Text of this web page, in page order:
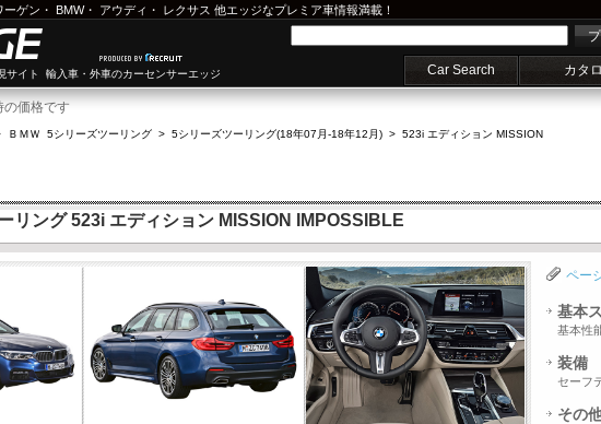
ーゲン ・ BMW・ アウディ ・ レクサス 他エッジなプレミア車情報満載！
サイト 輸入車・外車のカーセンサーエッジ Car Search カタ
の価格です
ＢＭＷ 5シリーズツーリング > 5シリーズツーリング(18年07月-18年12月) > 523i エディション MISSION
リング 523i エディション MISSION IMPOSSIBLE
ペー
基本
基本性
装備
セーフ
その